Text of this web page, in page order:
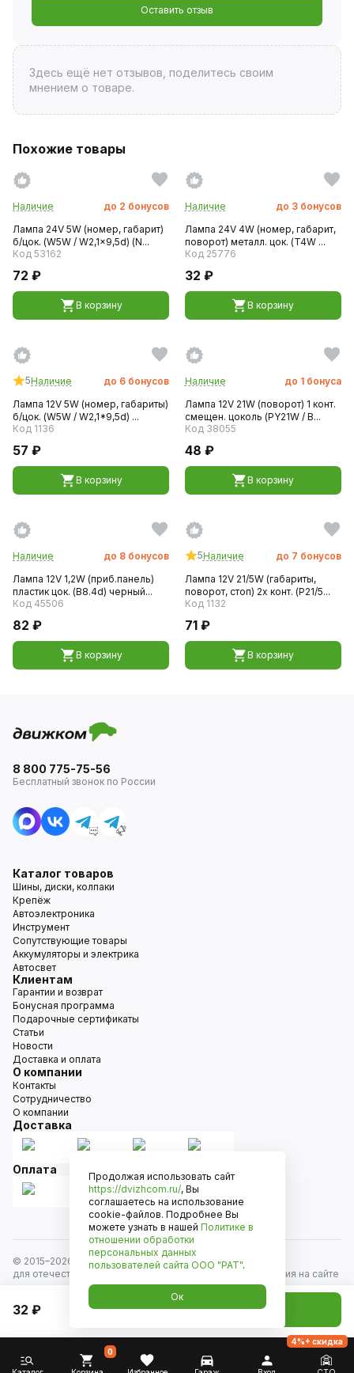
Оставить отзыв
Здесь ещё нет отзывов, поделитесь своим
мнением о товаре.
Похожие товары
Наличие до 2 бонусов
Лампа 24V 5W (номер, габарит)
б/цок. (W5W / W2,1x9,5d) (N...
Код 53162
72 ₽
В корзину
Наличие до 3 бонусов
Лампа 24V 4W (номер, габарит,
поворот) металл. цок. (T4W ...
Код 25776
32 ₽
В корзину
5Наличие до 6 бонусов
Лампа 12V 5W (номер, габариты)
б/цок. (W5W / W2,1*9,5d) ...
Код 1136
57 ₽
В корзину
Наличие до 1 бонуса
Лампа 12V 21W (поворот) 1 конт.
смещен. цоколь (PY21W / B...
Код 38055
48 ₽
В корзину
Наличие до 8 бонусов
Лампа 12V 1,2W (приб.панель)
пластик цок. (B8.4d) черный...
Код 45506
82 ₽
В корзину
5Наличие до 7 бонусов
Лампа 12V 21/5W (габариты,
поворот, стоп) 2х конт. (P21/5...
Код 1132
71 ₽
В корзину
32 ₽ Добавить в корзину
8 800 775-75-56
Бесплатный звонок по России
Каталог товаров
Шины, диски, колпаки
Крепёж
Автоэлектроника
Инструмент
Сопутствующие товары
Аккумуляторы и электрика
Автосвет
Клиентам
Гарантии и возврат
Бонусная программа
Подарочные сертификаты
Статьи
Новости
Доставка и оплата
О компании
Контакты
Сотрудничество
О компании
Доставка
Оплата
© 2015–2026
Движком — сеть магазинов автозапчастей
для отечественных автомобилей и иномарок. Информация на сайте
носит исключительно информационный характер и не является
публичной офертой, определяемой положениями
ст. 437 Гражданского кодекса РФ. Все права защищены.
0
4%+ скидка
Продолжая использовать сайт
https://dvizhcom.ru/, Вы
соглашаетесь на использование
cookie-файлов. Подробнее Вы
можете узнать в нашей Политике в
отношении обработки
персональных данных
пользователей сайта ООО "РАТ".
Ок